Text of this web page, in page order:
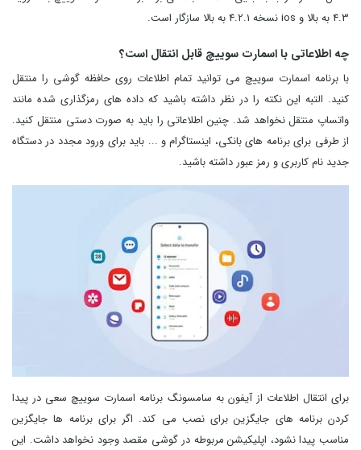
4.3 به بالا و ios نسخه 4.2.1 به بالا سازگار است.
چه اطلاعاتی با اسمارت سوییچ قابل انتقال است؟
با برنامه اسمارت سوییچ می توانید تمام اطلاعات روی حافظه گوشی را منتقل
کنید. التبه این نکته را در نظر داشته باشید که داده های رمزگذاری شده مانند
واتساپ منتقل نخواهد شد. چنین اطلاعاتی را باید به صورت دستی منتقل کنید.
از طرفی برای برنامه های بانکی، اینستاگرام و ... باید برای ورود مجدد در دستگاه
جدید نام کاربری و رمز عبور داشته باشید.
برای انتقال اطلاعات از آیفون به سامسونگ برنامه اسمارت سوییچ سعی در پیدا
کردن برنامه های جایگزین برای نصب می کند. اگر برای برنامه ها جایگزین
مناسب پیدا نشود، اپلیکیشن مربوطه در گوشی مقصد وجود نخواهد داشت. این